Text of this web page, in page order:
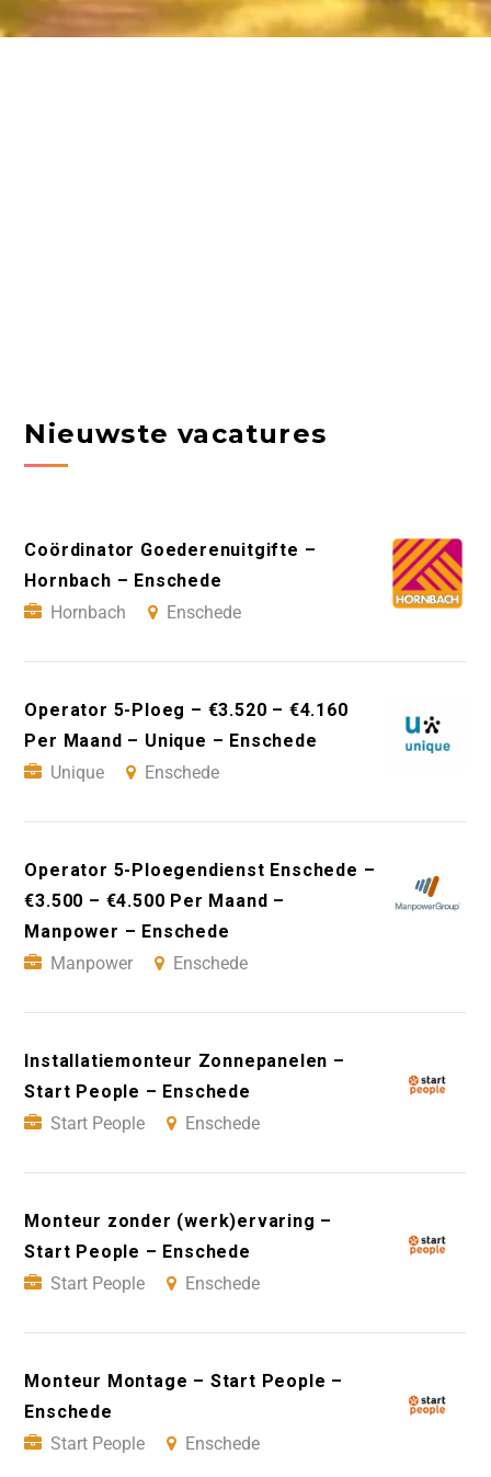
Nieuwste vacatures
Coördinator Goederenuitgifte –
Hornbach – Enschede
Hornbach
Enschede
Operator 5-Ploeg – €3.520 – €4.160
Per Maand – Unique – Enschede
Unique
Enschede
Operator 5-Ploegendienst Enschede –
€3.500 – €4.500 Per Maand –
Manpower – Enschede
Manpower
Enschede
Installatiemonteur Zonnepanelen –
Start People – Enschede
Start People
Enschede
Monteur zonder (werk)ervaring –
Start People – Enschede
Start People
Enschede
Monteur Montage – Start People –
Enschede
Start People
Enschede